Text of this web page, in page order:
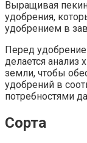
Выращивая
удобрения,
удобрением в
Перед
делается анализ
земли, чтобы
удобрений в
потребностями
Сорта